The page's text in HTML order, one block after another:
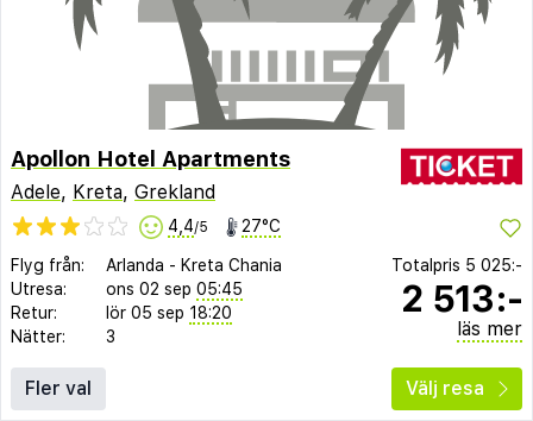
Apollon Hotel Apartments
Adele, Kreta, Grekland
4,4/5 27°C
Flyg från: Arlanda - Kreta Chania
Utresa:
ons 02 sep 05:45
Retur:
lör 05 sep 18:20
Nätter:
3
Totalpris 5 025:-
2 513:-
läs mer
Fler val Välj resa